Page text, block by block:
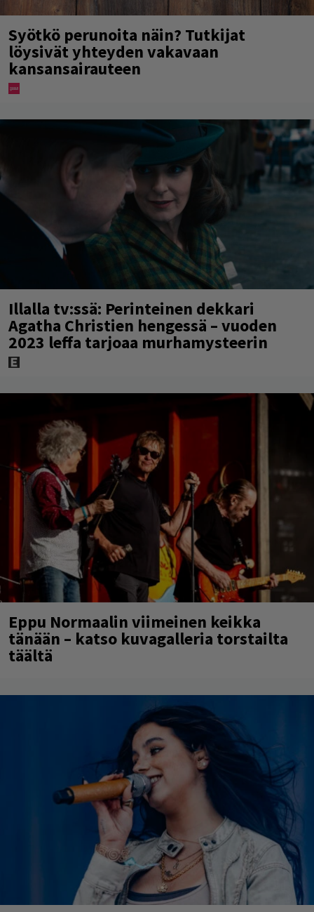
Syötkö perunoita näin? Tutkijat
löysivät yhteyden vakavaan
kansansairauteen
Illalla tv:ssä: Perinteinen dekkari
Agatha Christien hengessä – vuoden
2023 leffa tarjoaa murhamysteerin
Eppu Normaalin viimeinen keikka
tänään – katso kuvagalleria torstailta
täältä